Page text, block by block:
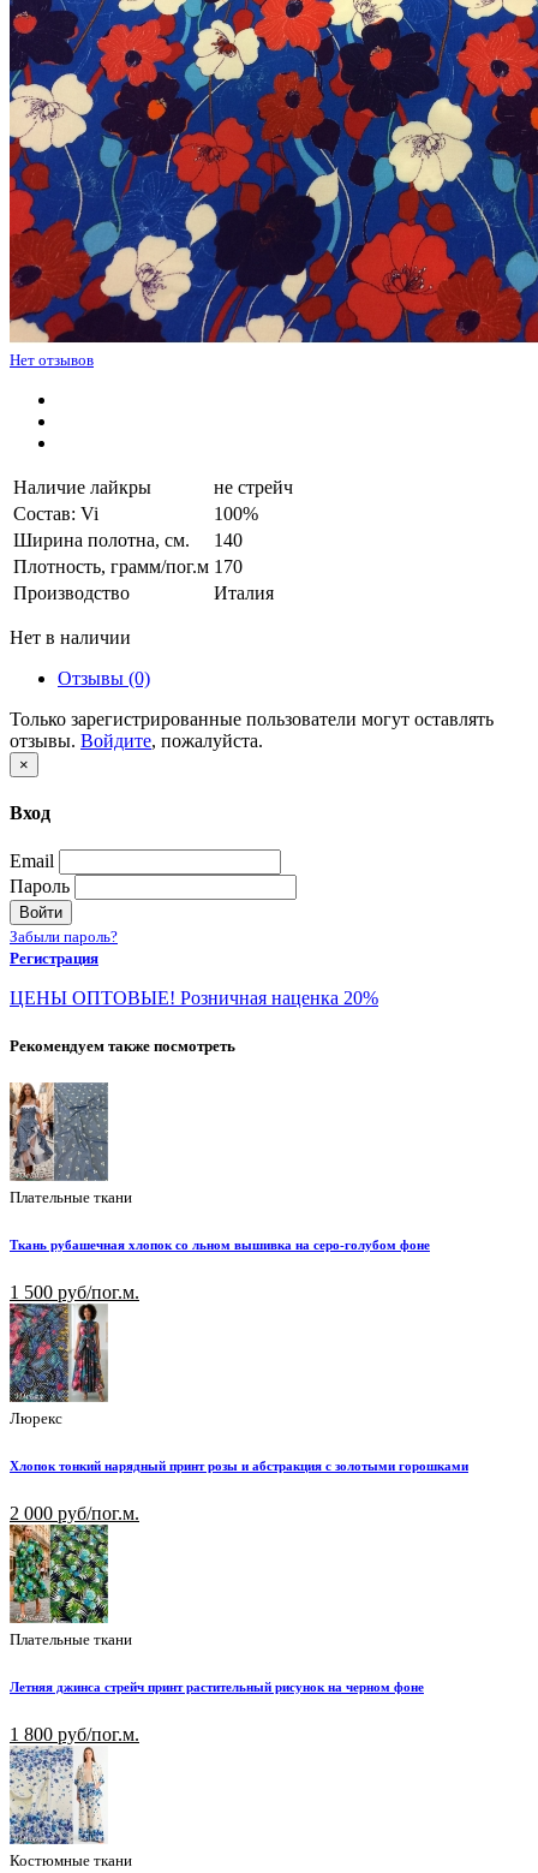
Нет отзывов
Наличие лайкры
не стрейч
Состав: Vi
100%
Ширина полотна, см.
140
Плотность, грамм/пог.м 170
Производство
Италия
Нет в наличии
Отзывы (0)
Только зарегистрированные пользователи могут оставлять
отзывы. Войдите, пожалуйста.
×
Вход
Email
Пароль
Войти
Забыли пароль?
Регистрация
ЦЕНЫ ОПТОВЫЕ! Розничная наценка 20%
Рекомендуем также посмотреть
Плательные ткани
Ткань рубашечная хлопок со льном вышивка на серо-голубом фоне
1 500 руб/пог.м.
Люрекс
Хлопок тонкий нарядный принт розы и абстракция с золотыми горошками
2 000 руб/пог.м.
Плательные ткани
Летняя джинса стрейч принт растительный рисунок на черном фоне
1 800 руб/пог.м.
Костюмные ткани